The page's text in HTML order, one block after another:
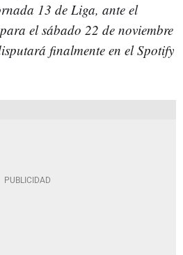
13 de Liga, ante el
el sábado 22 de noviembre
finalmente en el Spotify